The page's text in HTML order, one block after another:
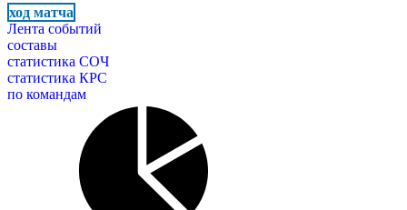
ход матча
Лента событий
составы
статистика СОЧ
статистика КРС
по командам